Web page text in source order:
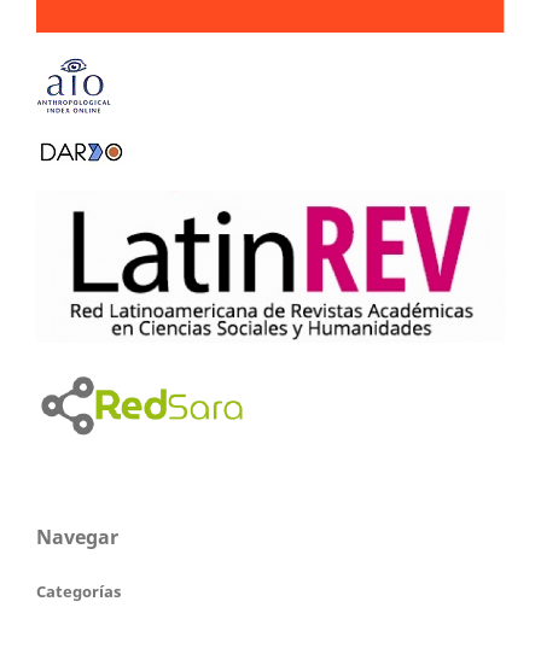
Navegar
Categorías